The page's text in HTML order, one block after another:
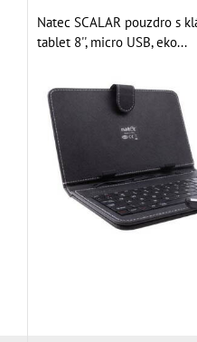
Natec SCALAR pouzdro s
tablet 8'', micro USB, eko...